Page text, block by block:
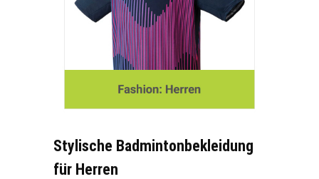
Stylische Badmintonbekleidung
für Herren